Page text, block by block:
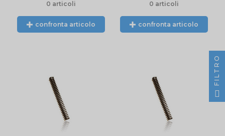
0 articoli
confronta articolo
0 articoli
confronta articolo
CONTATTARCI
TELEFONICAMENTE
O TRAMITE EMAIL.
FILTRO